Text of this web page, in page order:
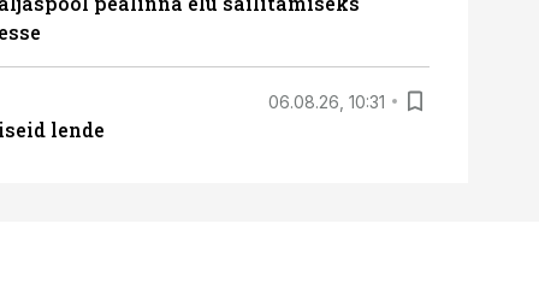
06.08.26, 10:31
lende